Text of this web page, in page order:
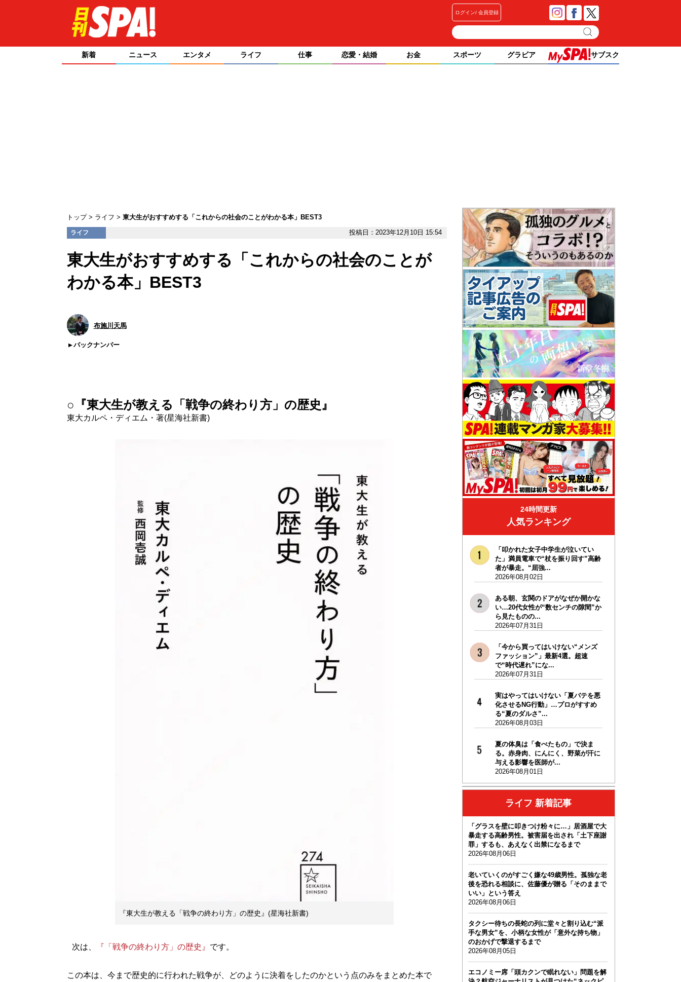
ログイン 会員登録
新着 ニュース エンタメ ライフ 仕事 恋愛・結婚 お金 スポーツ グラビア サブスク
トップ ライフ 東大生がおすすめする「これからの社会のことがわかる本」BEST3
ライフ 投稿日：2023年12月10日 15:54
東大生がおすすめする「これからの社会のことが
わかる本」BEST3
布施川天馬
バックナンバー
○『東大生が教える「戦争の終わり方」の歴史』
東大カルペ・ディエム・著(星海社新書)
『東大生が教える「戦争の終わり方」の歴史』(星海社新書)
次は、 『「戦争の終わり方」の歴史』 です。
この本は、今まで歴史的に行われた戦争が、どのように決着をしたのかという点のみをまとめた本で
24時間更新
人気ランキング
「叩かれた女子中学生が泣いてい
た」満員電車で“杖を振り回す”高齢
者が暴走。“屈強...
2026年08月02日
ある朝、玄関のドアがなぜか開かな
い…20代女性が“数センチの隙間”か
ら見たものの...
2026年07月31日
「今から買ってはいけない“メンズ
ファッション”」最新4選。超速
で“時代遅れ”にな...
2026年07月31日
実はやってはいけない「夏バテを悪
化させるNG行動」…プロがすすめ
る“夏のダルさ”...
2026年08月03日
夏の体臭は「食べたもの」で決ま
る。赤身肉、にんにく、野菜が汗に
与える影響を医師が...
2026年08月01日
ライフ 新着記事
「グラスを壁に叩きつけ粉々に…」居酒屋で大
暴走する高齢男性。被害届を出され「土下座謝
罪」するも、あえなく出禁になるまで
2026年08月06日
老いていくのがすごく嫌な49歳男性。孤独な老
後を恐れる相談に、佐藤優が贈る「そのままで
いい」という答え
2026年08月06日
タクシー待ちの長蛇の列に堂々と割り込む“派
手な男女”を、小柄な女性が「意外な持ち物」
のおかげで撃退するまで
2026年08月05日
エコノミー席「頭カクンで眠れない」問題を解